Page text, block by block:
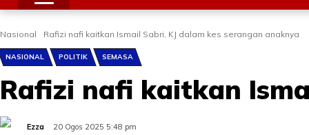
Nasional Rafizi nafi kaitkan Ismail Sabri, KJ dalam kes serangan anaknya
NASIONAL POLITIK SEMASA
Rafizi nafi kaitkan
Ezza 20 Ogos 2025 5:48 pm